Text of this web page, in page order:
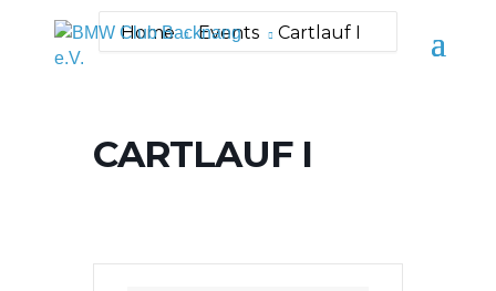
Home Events Cartlauf I
CARTLAUF I